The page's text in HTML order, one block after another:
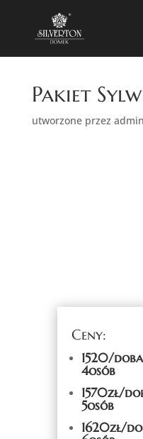
Pakiet
utworzone przez admin
Ceny:
1520/
4osób
1570zł/
5osób
1620zł/